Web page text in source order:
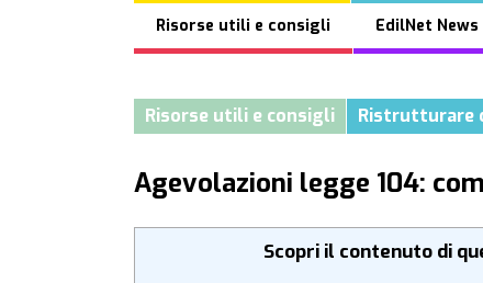
Risorse utili e consigli EdilNet
Risorse utili e consigli Ristrutturare
Agevolazioni legge 104:
Scopri il contenuto di